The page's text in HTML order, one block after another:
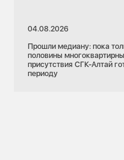
04.08.2026
Прошли медиану: пока
половины
присутствия СГК-Алтай
периоду